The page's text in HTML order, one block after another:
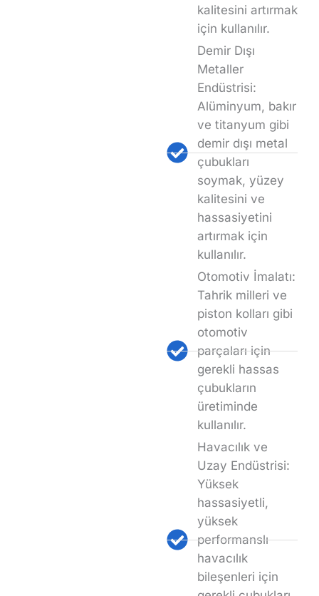
kalitesini artırmak
için kullanılır.
Demir Dışı
Metaller
Endüstrisi:
Alüminyum, bakır
ve titanyum gibi
demir dışı metal
çubukları
soymak, yüzey
kalitesini ve
hassasiyetini
artırmak için
kullanılır.
Otomotiv İmalatı:
Tahrik milleri ve
piston kolları gibi
otomotiv
parçaları için
gerekli hassas
çubukların
üretiminde
kullanılır.
Havacılık ve
Uzay Endüstrisi:
Yüksek
hassasiyetli,
yüksek
performanslı
havacılık
bileşenleri için